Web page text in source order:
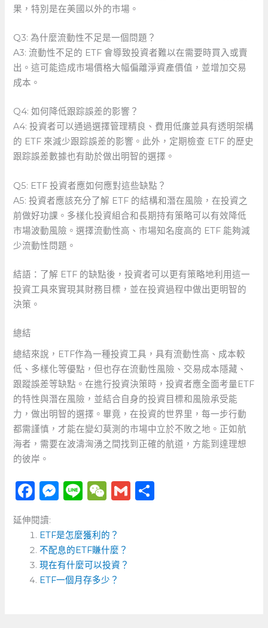
果，特別是在美國以外的市場。
Q3: 為什麼流動性不足是一個問題？
A3: 流動性不足的 ETF 會導致投資者難以在需要時買入或賣
出。這可能造成市場價格大幅偏離淨資產價值，並增加交易
成本。
Q4: 如何降低跟踪誤差的影響？ ‍
A4: 投資者可以通過選擇管理精良、費用低廉並具有透明架構
的 ETF 來減少跟踪誤差的影響。此外，定期檢查 ETF 的歷史
跟踪誤差數據也有助於做出明智的選擇。
Q5: ETF 投資者應如何應對這些缺點？ ‍
A5: 投資者應該充分了解 ETF 的結構和潛在風險，在投資之
前做好功課。多樣化投資組合和長期持有策略可以有效降低
市場波動風險。選擇流動性高、市場知名度高的 ETF 能夠減
少流動性問題。
結語：了解‍ ETF ⁢的缺點後，投資者可以更有策略地利用這一
投資工具來實現其財務目標，並在投資過程中做出更明智的
決策。
總結
總結來說，ETF作為一種投資工具，具有流動性高、成本較
低、多樣化等優點，但也存在流動性風險、交易成本隱藏、
跟蹤誤差等缺點。在進行投資決策時，投資者應全面考量ETF
的特性與潛在風險，並結合自身的投資目標和風險承受能
力，做出明智的選擇。畢竟，在投資的世界里，每一步行動
都需謹慎，才能在變幻莫測的市場中立於不敗之地。正如航
海者，需要在波濤洶湧之間找到正確的航道，方能到達理想
的彼岸。
F
a
c
e
b
o
M
ss
e
n
g
Li
e
W
C
h
a
t
G
延伸閱讀:
ETF是怎麼獲利的？
不配息的ETF賺什麼？
現在有什麼可以投資？
ETF一個月存多少？